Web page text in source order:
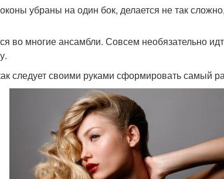
Прически на средние
волосы
Прическа
Прическа для девочек Прически
убраны на один бок, делается не так
во многие ансамбли. Совсем необязательно
следует своими руками сформировать самый